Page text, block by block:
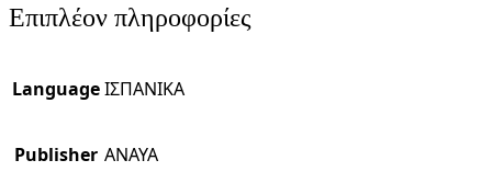
Επιπλέον πληροφορίες
LanguageΙΣΠΑΝΙΚΑ
Publisher ANAYA